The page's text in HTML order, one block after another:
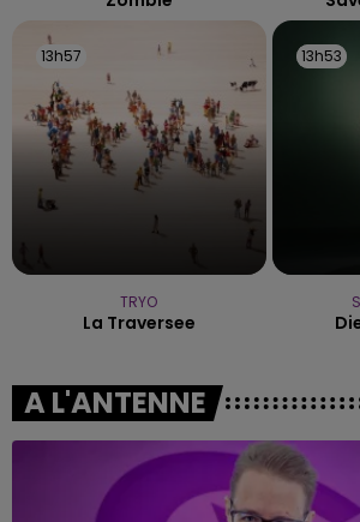
13h57
13h57
TRYO
La Traversee
13h53
13h53
A L'ANTENNE